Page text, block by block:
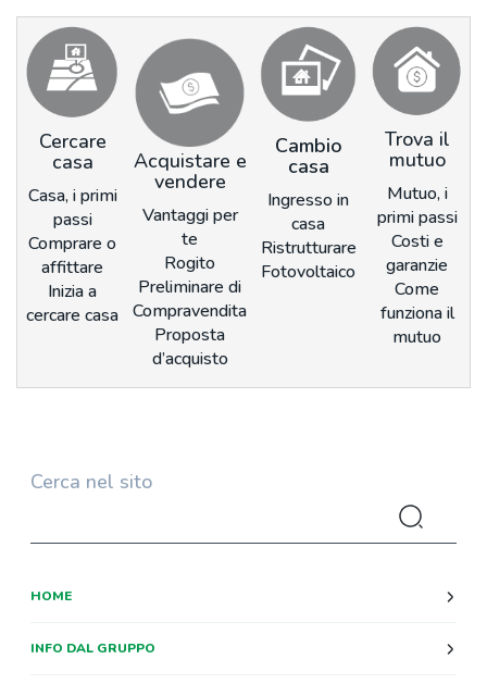
Cercare
casa
Casa, i primi
passi
Comprare o
affittare
Inizia a
cercare casa
Acquistare e
vendere
Vantaggi per
te
Rogito
Preliminare di
Compravendita
Proposta
d’acquisto
Cambio
casa
Ingresso in
casa
Ristrutturare
Fotovoltaico
Trova il
mutuo
Mutuo, i
primi passi
Costi e
garanzie
Come
funziona il
mutuo
Cerca nel sito
HOME
INFO DAL GRUPPO